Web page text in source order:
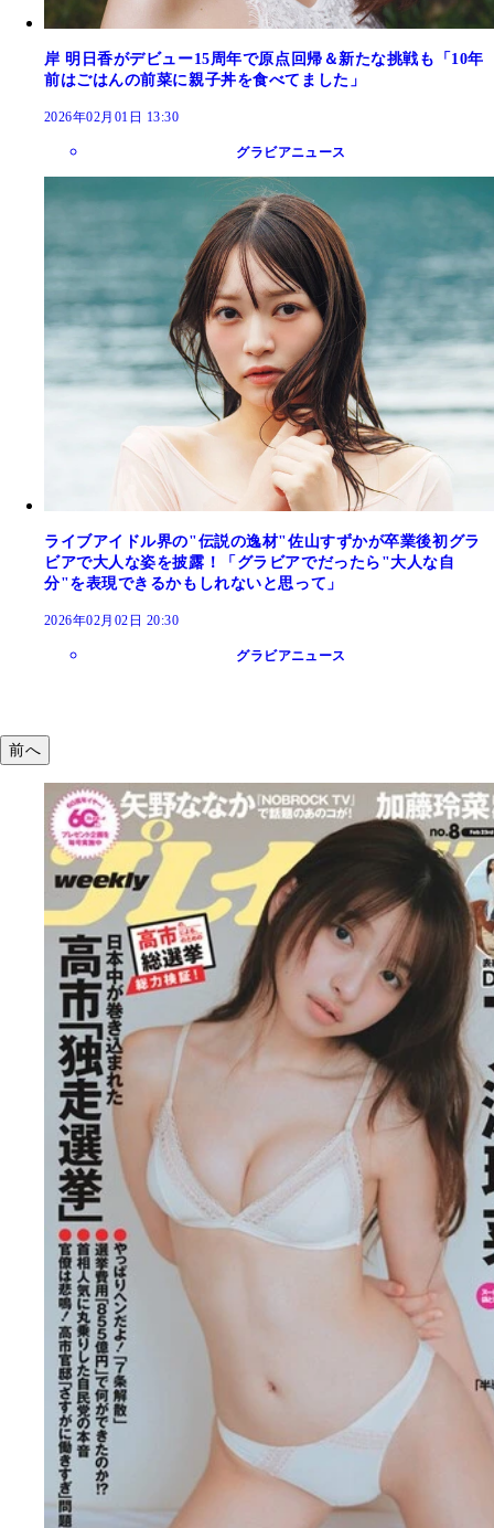
岸 明日香がデビュー15周年で原点回帰＆新たな挑戦も「10年
前はごはんの前菜に親子丼を食べてました」
2026年02月01日 13:30
グラビアニュース
ライブアイドル界の"伝説の逸材"佐山すずかが卒業後初グラ
ビアで大人な姿を披露！「グラビアでだったら"大人な自
分"を表現できるかもしれないと思って」
2026年02月02日 20:30
グラビアニュース
前へ